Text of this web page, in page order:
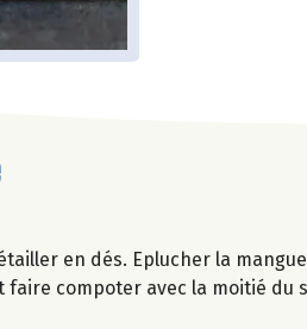
en dés. Eplucher la
compoter avec la moitié